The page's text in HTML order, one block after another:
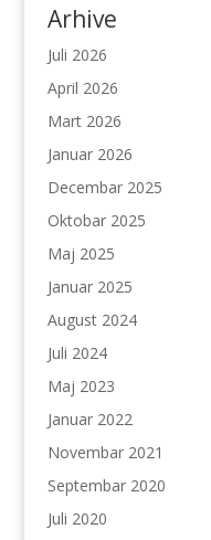
Arhive
Juli 2026
April 2026
Mart 2026
Januar 2026
Decembar 2025
Oktobar 2025
Maj 2025
Januar 2025
August 2024
Juli 2024
Maj 2023
Januar 2022
Novembar 2021
Septembar 2020
Juli 2020